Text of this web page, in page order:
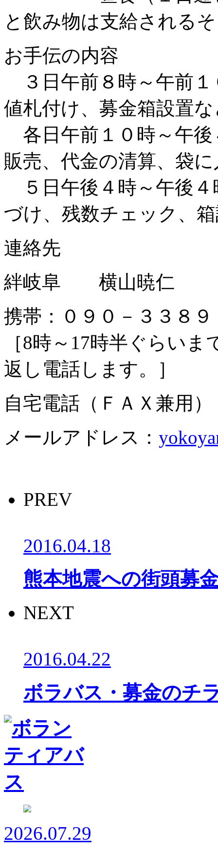
と飲み物は支給される
お手伝の内容
３日午前８時～午前
値札付け、募金箱設置
各日午前１０時～午
販売、代金の清算、袋
５日午後４時～午後
づけ、残数チェック、
連絡先
絆岐阜 横山暁仁
携帯：０９０－３３８
［8時～ 17時半ぐらいま
返し電話します。］
自宅電話（ＦＡＸ兼用
メールアドレス：
PREV
2016.04.18
熊本地震への街頭募
NEXT
2016.04.22
ボラバス・募金のチ
2026.07.29